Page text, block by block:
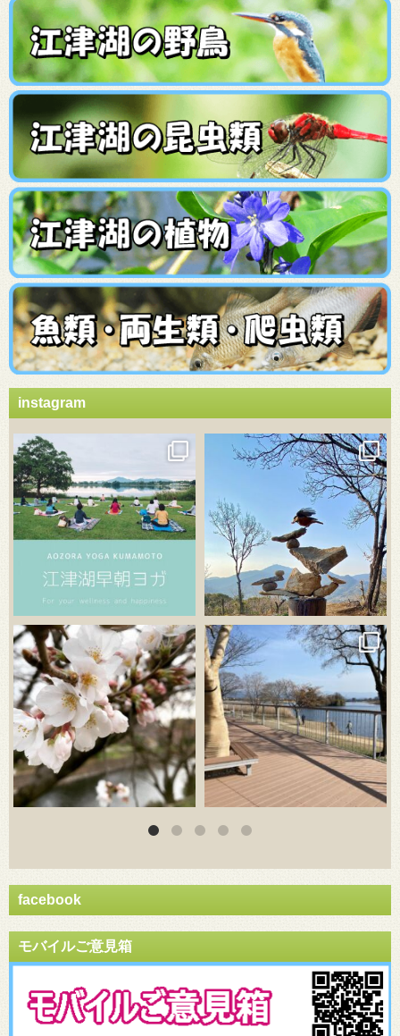
instagram
3月 20
3月 18
3月 18
facebook
モバイルご意見箱